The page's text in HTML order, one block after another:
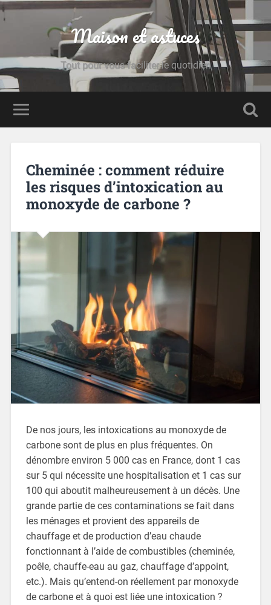
Maison et astuces
Tout pour vous faciliter le quotidien
Cheminée : comment réduire
les risques d’intoxication au
monoxyde de carbone ?
De nos jours, les intoxications au monoxyde de
carbone sont de plus en plus fréquentes. On
dénombre environ 5 000 cas en France, dont 1 cas
sur 5 qui nécessite une hospitalisation et 1 cas sur
100 qui aboutit malheureusement à un décès. Une
grande partie de ces contaminations se fait dans
les ménages et provient des appareils de
chauffage et de production d’eau chaude
fonctionnant à l’aide de combustibles (cheminée,
poêle, chauffe-eau au gaz, chauffage d’appoint,
etc.). Mais qu’entend-on réellement par monoxyde
de carbone et à quoi est liée une intoxication ?